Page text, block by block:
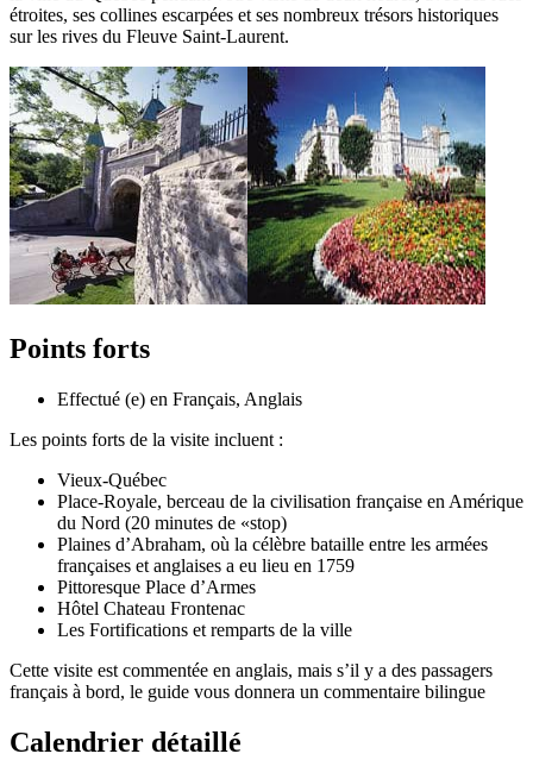
étroites, ses collines escarpées et ses nombreux trésors historiques
sur les rives du Fleuve Saint-Laurent.
Points forts
Effectué (e) en Français, Anglais
Les points forts de la visite incluent :
Vieux-Québec
Place-Royale, berceau de la civilisation française en Amérique
du Nord (20 minutes de «stop)
Plaines d’Abraham, où la célèbre bataille entre les armées
françaises et anglaises a eu lieu en 1759
Pittoresque Place d’Armes
Hôtel Chateau Frontenac
Les Fortifications et remparts de la ville
Cette visite est commentée en anglais, mais s’il y a des passagers
français à bord, le guide vous donnera un commentaire bilingue
Calendrier détaillé